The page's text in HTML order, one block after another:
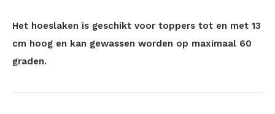
Het hoeslaken is geschikt voor toppers tot en met 13
cm hoog en kan gewassen worden op maximaal 60
graden.